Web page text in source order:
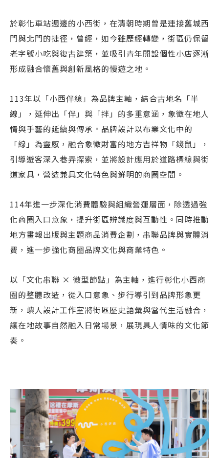
於彰化車站週邊的小西街，在清朝時期曾是連接舊城西
門與北門的捷徑，曾經，如今雖歷經轉變，街區仍保留
老字號小吃與復古建築，並吸引青年開設個性小店逐漸
形成融合懷舊與創新風格的慢遊之地。
113年以「小西伴線」為品牌主軸，結合古地名「半
線」，延伸出「伴」與「拌」的多重意涵，象徵在地人
情與手藝的延續與傳承。品牌設計以布業文化中的
「線」為靈感，融合象徵財富的地方吉祥物「錢鼠」，
引導遊客深入巷弄探索，並將設計應用於道路標線與街
道家具，營造兼具文化特色與鮮明的商圈空間。
114年進一步深化消費體驗與組織營運層面，除透過強
化商圈入口意象，提升街區辨識度與互動性。同時推動
地方畫報出版與主題商品消費企劃，串聯品牌與實體消
費，進一步強化商圈品牌文化與商業特色。
以「文化串聯 × 微型節點」為主軸，進行彰化小西商
圈的整體改造，從入口意象、步行導引到品牌形象更
新，嶼人設計工作室將街區歷史語彙與當代生活融合，
讓在地故事自然融入日常場景，展現具人情味的文化節
奏。